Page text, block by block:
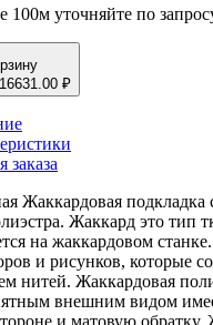
100м уточняйте по
16631.00 ₽
заказа
Жаккардовая подкладка
Жаккард это тип
на жаккардовом
и рисунков, которые
нитей. Жаккардовая
внешним видом
и матовую обратку.